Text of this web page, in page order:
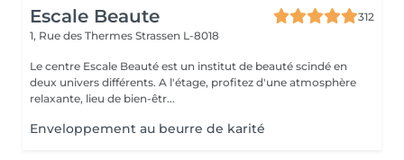
Escale Beaute
312
1, Rue des Thermes Strassen L-8018
Le centre Escale Beauté est un institut de beauté scindé en
deux univers différents. A l'étage, profitez d'une atmosphère
relaxante, lieu de bien-êtr...
Enveloppement au beurre de karité